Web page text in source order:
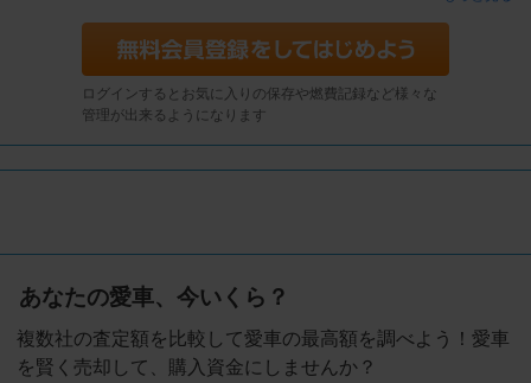
ログインするとお気に入りの保存や燃費記録など様々な
管理が出来るようになります
あなたの愛車、今いくら？
複数社の査定額を比較して愛車の最高額を調べよう！愛車
を賢く売却して、購入資金にしませんか？